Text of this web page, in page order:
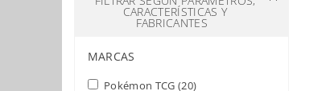
CARACTERÍSTICAS Y
FABRICANTES
MARCAS
Pokémon TCG (20)